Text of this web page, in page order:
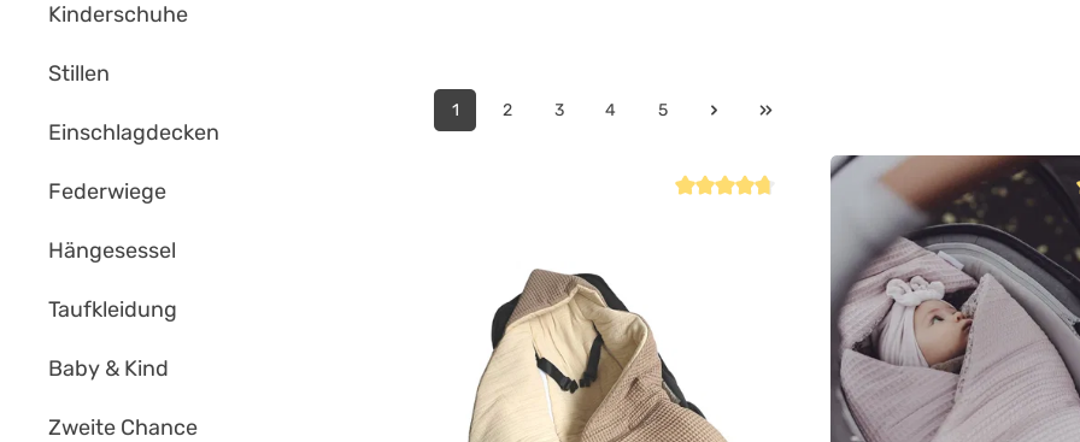
Kinderschuhe
Stillen
Einschlagdecken
Federwiege
Hängesessel
Taufkleidung
Baby & Kind
Zweite Chance
1 2 3 4 5
Durchschnittliche Bewertung von 4.6 von 5 Sternen